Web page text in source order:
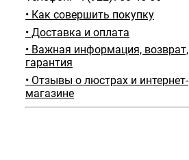
• Как совершить покупку
• Доставка и оплата
• Важная информация, возврат,
гарантия
• Отзывы о люстрах и интернет-
магазине